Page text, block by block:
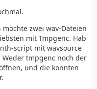
zwei wav-Dateien
mit Tmpgenc. Hab
script mit wavsource
tmpgenc noch der
und die konnten